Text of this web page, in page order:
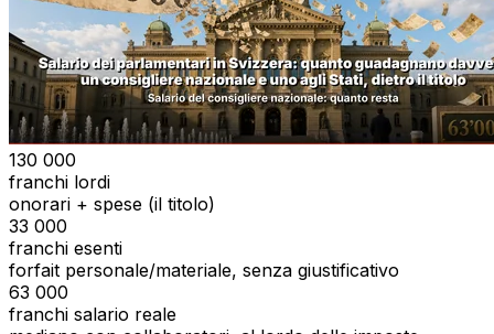
130 000
franchi lordi
onorari + spese (il titolo)
33 000
franchi esenti
forfait personale/materiale, senza giustificativo
63 000
franchi salario reale